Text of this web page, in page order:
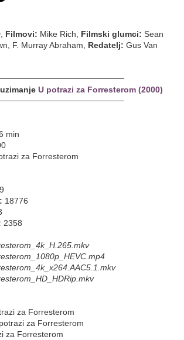
Filmovi: Mike Rich, Filmski glumci: Sean
F. Murray Abraham, Redatelj: Gus Van
U potrazi za Forresterom (2000)
min
za Forresterom
18776
2358
za Forresterom
za Forresterom
za Forresterom